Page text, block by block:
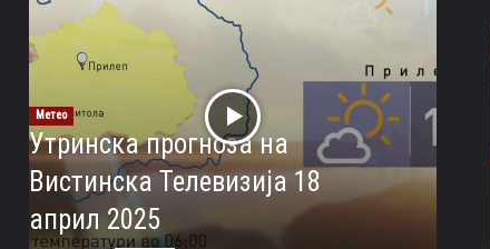
Метео
Утринска прогноза на
Вистинска Телевизија 18
април 2025